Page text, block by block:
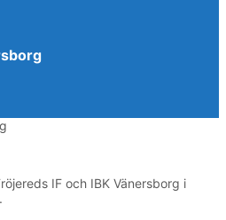
IF och IBK Vänersborg i